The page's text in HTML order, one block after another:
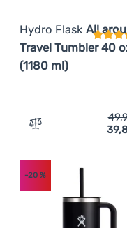
Hydro Flask All
Travel Tumbler 40
(1180 ml)
Zum Vergleich
-20 %